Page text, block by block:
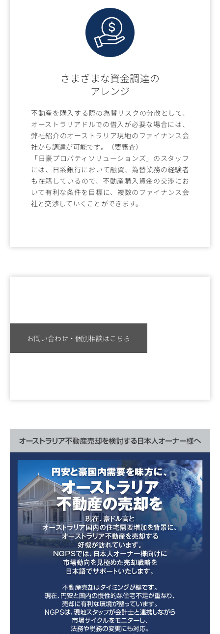
さまざまな資金調達の
アレンジ
不動産を購入する際の為替リスクの分散として、
オーストラリアドルでの借入が必要な場合には、
弊社紹介のオーストラリア現地のファイナンス会
社から調達が可能です。（要審査）
「日豪プロパティソリューションズ」のスタッフ
には、日系銀行において融資、為替業務の経験者
も在籍しているので、不動産購入資金の交渉にお
いて有利な条件を目標に、複数のファイナンス会
社と交渉していくことができます。
お問い合わせ・個別相談はこちら